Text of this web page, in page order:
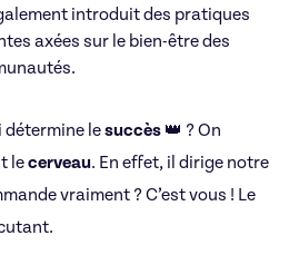
introduit des pratiques
axées sur le bien-être des
détermine lesuccès 👑 ? On
lecerveau. En effet, il dirige notre
vraiment ? C’est vous ! Le